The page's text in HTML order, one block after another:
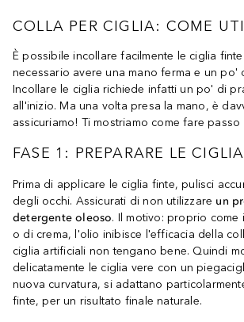
COLLA PER CIGLIA: COME
È possibile incollare facilmente le ciglia
necessario avere una mano ferma e un po'
Incollare le ciglia richiede infatti un po' di
all'inizio. Ma una volta presa la mano, è
assicuriamo! Ti mostriamo come fare
FASE 1: PREPARARE LE
Prima di applicare le ciglia finte, pulisci
degli occhi. Assicurati di non utilizzare un
detergente oleoso. Il motivo: proprio come
o di crema, l'olio inibisce l'efficacia della
ciglia artificiali non tengano bene. Quindi
delicatamente le ciglia vere con un
nuova curvatura, si adattano
finte, per un risultato finale naturale.